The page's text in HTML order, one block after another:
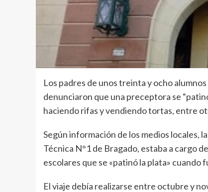
Los padres de unos treinta y ocho
denunciaron que una preceptora se
haciendo rifas y vendiendo tortas, entre
Según información de los medios locales,
Técnica N°1 de Bragado, estaba a cargo
escolares que se «patinó la plata»
El viaje debía realizarse entre octubre y